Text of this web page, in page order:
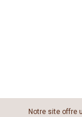
Notre site offre